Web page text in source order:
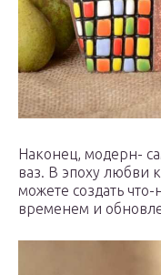
Наконец, модерн-
ваз. В эпоху любви
можете создать
временем и